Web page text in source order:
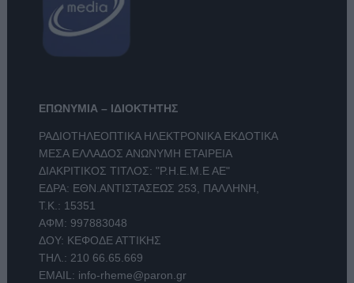
ΕΠΩΝΥΜΙΑ – ΙΔΙΟΚΤΗΤΗΣ
ΡΑΔΙΟΤΗΛΕΟΠΤΙΚΑ ΗΛΕΚΤΡΟΝΙΚΑ ΕΚΔΟΤΙΚΑ
ΜΕΣΑ ΕΛΛΑΔΟΣ ΑΝΩΝΥΜΗ ΕΤΑΙΡΕΙΑ
ΔΙΑΚΡΙΤΙΚΟΣ ΤΙΤΛΟΣ: "Ρ.Η.Ε.Μ.Ε ΑΕ"
ΕΔΡΑ: ΕΘΝ.ΑΝΤΙΣΤΑΣΕΩΣ 253, ΠΑΛΛΗΝΗ,
Τ.Κ.: 15351
ΑΦΜ: 997883048
ΔΟΥ: ΚΕΦΟΔΕ ΑΤΤΙΚΗΣ
ΤΗΛ.: 210 66.65.669
EMAIL: info-rheme@paron.gr